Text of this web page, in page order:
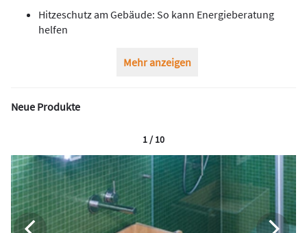
Hitzeschutz am Gebäude: So kann Energieberatung
helfen
Mehr anzeigen
Neue Produkte
1 / 10